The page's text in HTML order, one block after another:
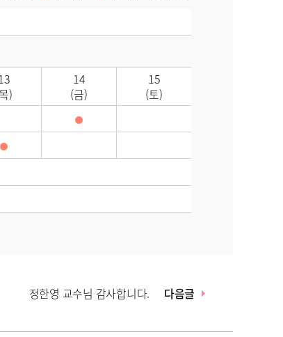
)
14
(금)
15
(토)
정한영 교수님 감사합니다. 다음글